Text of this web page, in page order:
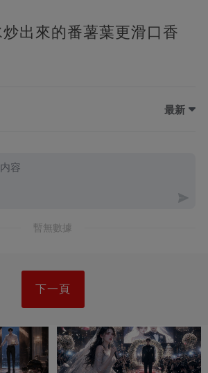
出來的番薯葉更滑口香
最新
暫無數據
下一頁